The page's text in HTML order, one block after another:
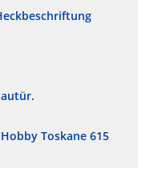
Toskane 615